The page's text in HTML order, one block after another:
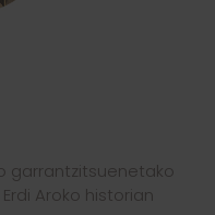
garrantzitsuenetako
Aroko historian